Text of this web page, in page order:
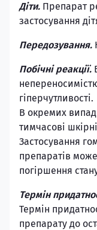
Діти. Препарат
застосування
Передозування.
Побічні реакції.
гіперчутливості.
В окремих
тимчасові
Застосування
препаратів
погіршення
Термін
Термін
препарату до